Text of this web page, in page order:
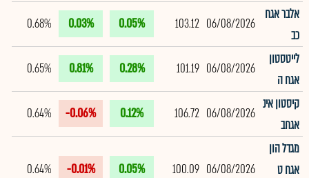
אלבר אגח
כב
06/08/2026
103.12
0.05%
0.03%
0.68%
לייטסטון
אגח ה
06/08/2026
101.19
0.28%
0.81%
0.65%
קיסטון אינ
אגחב
06/08/2026
106.72
0.12%
-0.06%
0.64%
מגדל הון
אגח ט
06/08/2026
100.09
0.05%
-0.01%
0.64%